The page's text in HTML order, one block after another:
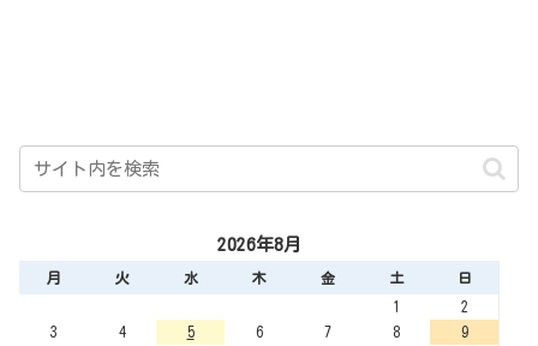
2026年8月
月 火 水 木 金 土
日
1
2
3
4 5 6 7 8
9